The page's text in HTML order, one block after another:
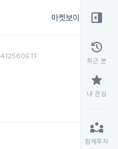
마켓보이스
412560ETF
right_panel_open
history
최근 본
star
내 관심
partner_exchange
함께투자